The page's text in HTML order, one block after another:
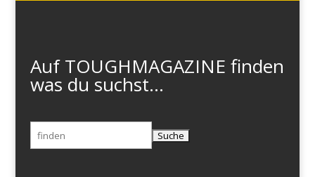
Auf TOUGHMAGAZINE finden
was du suchst...
Suchen
nach: